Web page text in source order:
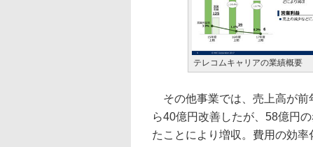
テレコムキャリアの業績概要
その他事業では、売上高が前
ら40億円改善したが、58億円
たことにより増収。費用の効率